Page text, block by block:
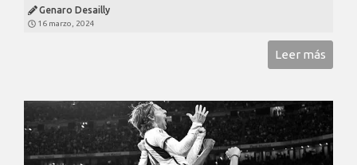
Genaro Desailly
16 marzo, 2024
Leer más